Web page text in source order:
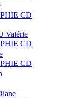
CD
Valérie
CD
CD